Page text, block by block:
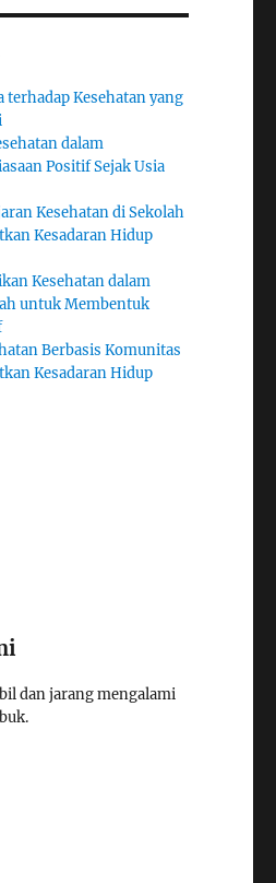
terhadap Kesehatan yang
dalam
Positif Sejak Usia
Kesehatan di Sekolah
Kesadaran Hidup
Kesehatan dalam
untuk Membentuk
Berbasis Komunitas
Kesadaran Hidup
dan jarang mengalami